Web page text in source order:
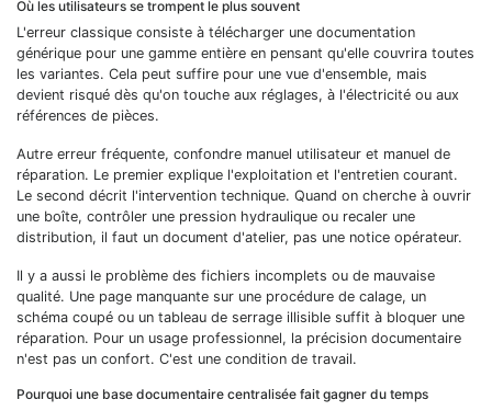
Où les utilisateurs se trompent le plus souvent
L'erreur classique consiste à télécharger une documentation
générique pour une gamme entière en pensant qu'elle couvrira toutes
les variantes. Cela peut suffire pour une vue d'ensemble, mais
devient risqué dès qu'on touche aux réglages, à l'électricité ou aux
références de pièces.
Autre erreur fréquente, confondre manuel utilisateur et manuel de
réparation. Le premier explique l'exploitation et l'entretien courant.
Le second décrit l'intervention technique. Quand on cherche à ouvrir
une boîte, contrôler une pression hydraulique ou recaler une
distribution, il faut un document d'atelier, pas une notice opérateur.
Il y a aussi le problème des fichiers incomplets ou de mauvaise
qualité. Une page manquante sur une procédure de calage, un
schéma coupé ou un tableau de serrage illisible suffit à bloquer une
réparation. Pour un usage professionnel, la précision documentaire
n'est pas un confort. C'est une condition de travail.
Pourquoi une base documentaire centralisée fait gagner du temps